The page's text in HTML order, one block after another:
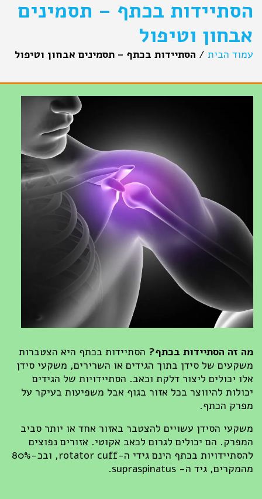
הסתיידות בכתף – תסמינים
אבחון וטיפול
עמוד הבית/ הסתיידות בכתף – תסמינים אבחון וטיפול
מה זה הסתיידות בכתף?הסתיידות בכתף היא הצטברות
משקעים של סידן בתוך הגידים או השרירים, משקעי סידן
אלו יכולים ליצור דלקת וכאב. הסתיידויות של הגידים
יכולות להיווצר בכל אזור בגוף אבל משפיעות בעיקר על
מפרק הכתף.
משקעי הסידן עשויים להצטבר באזור אחד או יותר סביב
המפרק. הם יכולים לגרום לכאב אקוטי. אזורים נפוצים
להסתיידויות בכתף הינם גידי ה-rotator cuff, ובכ-80%
מהמקרים, גיד ה- supraspinatus.